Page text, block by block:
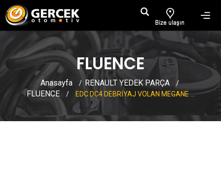
FLUENCE
Anasayfa / RENAULT YEDEK PARÇA /
FLUENCE / EDC DC4 DEBRİYAJ VOLAN MEGANE ...